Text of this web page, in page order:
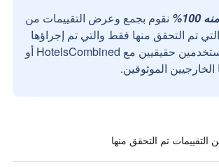
نقوم بجمع وعرض التقييمات من
تم التحقق منها فقط والتي تم إجراؤها
بواسطة مستخدمين حقيقيين مع HotelsCombined أو
الموثوقين.